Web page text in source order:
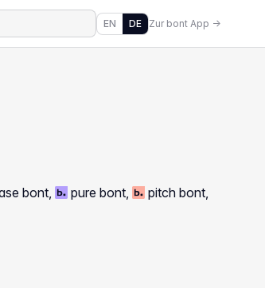
EN DE Zur bont App →
bont, pure bont,
pitch bont,